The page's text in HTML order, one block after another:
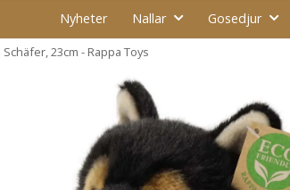
Nyheter Nallar Gosedjur
Schäfer, 23cm - Rappa Toys